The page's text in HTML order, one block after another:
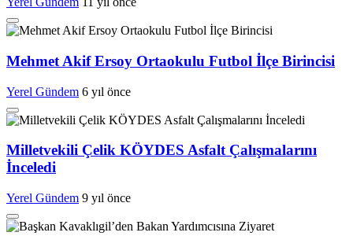
Mehmet Akif Ersoy Ortaokulu Futbol İlçe Birincisi
Yerel Gündem 6 yıl önce
Milletvekili Çelik KÖYDES Asfalt Çalışmalarını
İnceledi
Yerel Gündem 9 yıl önce